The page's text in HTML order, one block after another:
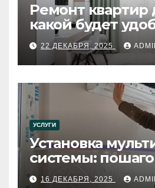
Ремонт квартир
какой будет
22 ДЕКАБРЯ, 2025
УСЛУГИ
Установка
системы:
руководство
16 ДЕКАБРЯ, 2025